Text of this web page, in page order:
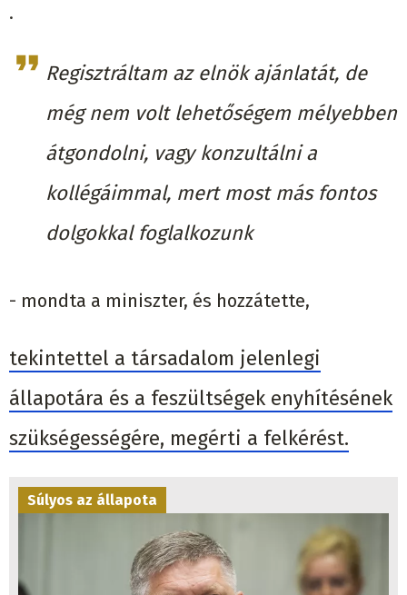
.
Regisztráltam az elnök ajánlatát, de
még nem volt lehetőségem mélyebben
átgondolni, vagy konzultálni a
kollégáimmal, mert most más fontos
dolgokkal foglalkozunk
- mondta a miniszter, és hozzátette,
tekintettel a társadalom jelenlegi
állapotára és a feszültségek enyhítésének
szükségességére, megérti a felkérést.
Súlyos az állapota